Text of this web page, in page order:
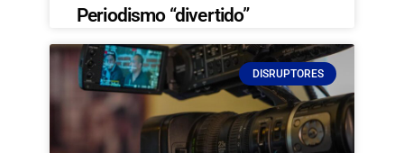
Periodismo “divertido”
DISRUPTORES